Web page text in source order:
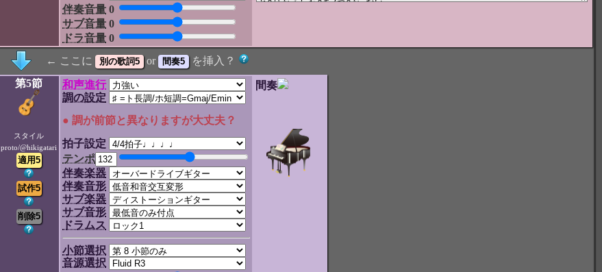
伴奏音量 0
サブ音量 0
ドラ音量 0
← ここに or
を挿入？
第5節
スタイル
proto/@hikigatari
和声進行
調の設定
● 調が前節と異なりますが大丈夫？
拍子設定
テンポ
伴奏楽器
伴奏音形
サブ楽器
サブ音形
ドラムス
小節選択
音源選択
間奏